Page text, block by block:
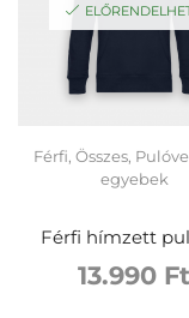
Férfi, Összes,
egyebek
Férfi hímzett
13.990 Ft